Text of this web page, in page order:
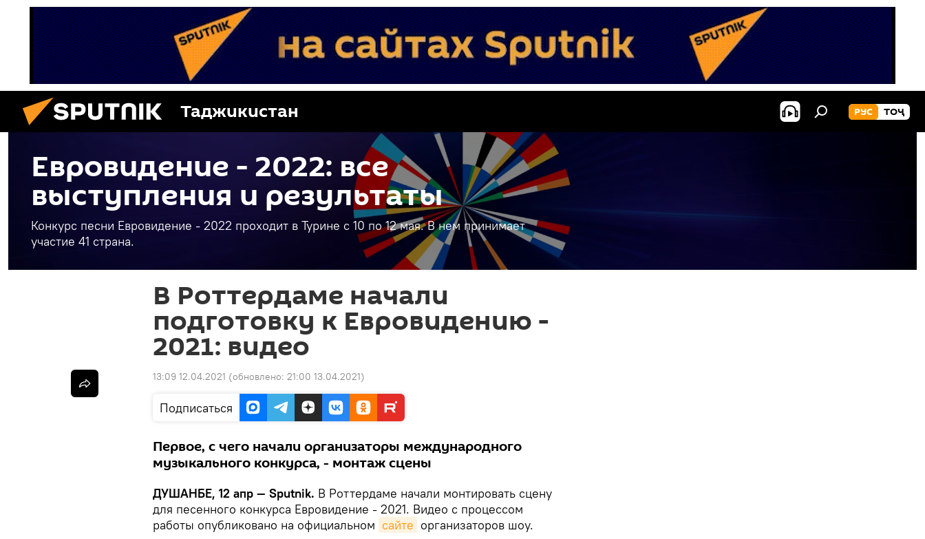
Таджикистан РУС ТОҶ
Евровидение - 2022: все
выступления и результаты
Конкурс песни Евровидение - 2022 проходит в Турине с 10 по 12 мая. В нем принимает
участие 41 страна.
В Роттердаме начали
подготовку к Евровидению -
2021: видео
13:09 12.04.2021 (обновлено: 21:00 13.04.2021)
Подписаться
Первое, с чего начали организаторы международного
музыкального конкурса, - монтаж сцены
ДУШАНБЕ, 12 апр — Sputnik. В Роттердаме начали монтировать сцену
для песенного конкурса Евровидение - 2021. Видео с процессом
работы опубликовано на официальном сайте организаторов шоу.